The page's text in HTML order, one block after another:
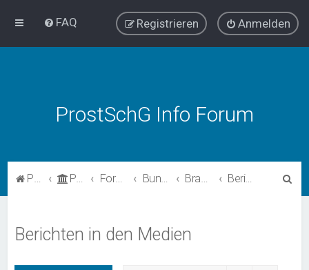
FAQ Anmelden
Registrieren
ProstSchG Info Forum
ProstSchG Portal Forum Bundesländer - Umsetzung und Erfahrungen mit ProstSchG Brandenburg Berichten in den Medien
Berichten in den Medien